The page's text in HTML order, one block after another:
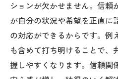
安心して相談でき
人生相談で人気の弁
ト
ションが欠かせません。信頼
が自分の状況や希望を正直に
の対応ができるからです。例
も含めて打ち明けることで、
握しやすくなります。信頼関